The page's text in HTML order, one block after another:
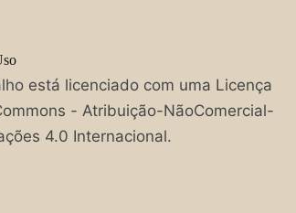
está licenciado com uma Licença
- Atribuição-NãoComercial-
4.0 Internacional.